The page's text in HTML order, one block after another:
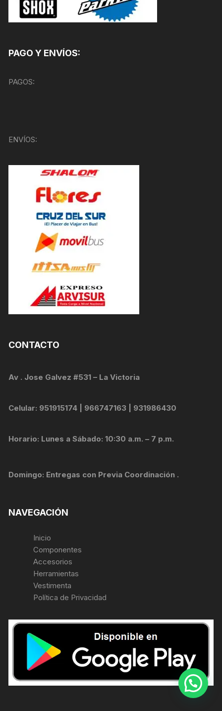
PAGO Y ENVÍOS:
PAGOS:
ENVÍOS:
CONTACTO
Av . Jose Galvez #531 – La Victoria
Celular: 951915174 | 966747163 | 931986430
Horario: Lunes a Sábado: 10:30 a.m. – 7 p.m.
Domingo: Entregas con Previa Coordinación .
NAVEGACIÓN
Inicio
Componentes
Accesorios
Herramientas
Vestimenta
Política de Privacidad